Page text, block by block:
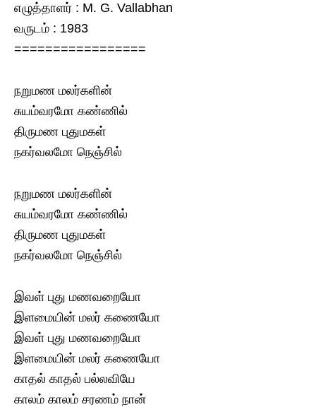
எழுத்தாளர் : M. G. Vallabhan
வருடம் : 1983
=================
நறுமண மலர்களின்
சுயம்வரமோ கண்ணில்
திருமண புதுமகள்
நகர்வலமோ நெஞ்சில்
நறுமண மலர்களின்
சுயம்வரமோ கண்ணில்
திருமண புதுமகள்
நகர்வலமோ நெஞ்சில்
இவள் புது மணவறையோ
இளமையின் மலர் கணையோ
இவள் புது மணவறையோ
இளமையின் மலர் கணையோ
காதல் காதல் பல்லவியே
காலம் காலம் சரணம் நான்